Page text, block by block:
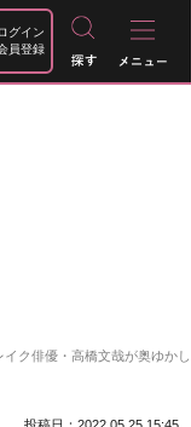
グイン
員登録
イク俳優・高橋文哉が奥ゆかし